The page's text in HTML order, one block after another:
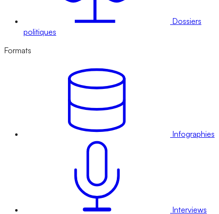
Dossiers
politiques
Formats
Infographies
Interviews